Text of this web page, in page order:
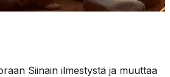
Siinain ilmestystä ja muuttaa